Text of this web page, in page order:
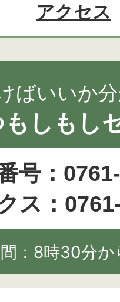
アクセス
ばいいか
しもし
号：
ス：
：8時30分